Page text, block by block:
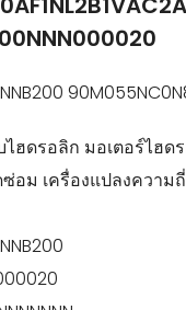
ไฮดรอลิก มอเตอร์ไฮ
ซ่อม เครื่องแปลงควา